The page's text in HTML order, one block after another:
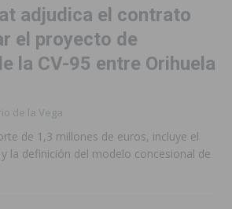
adjudica el contrato
el proyecto de
la CV-95 entre Orihuela
de la Vega
de 1,3 millones de euros, incluye el
la definición del modelo concesional de